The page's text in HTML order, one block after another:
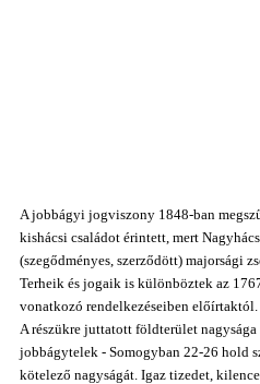
A jobbágyi jogviszony 1848-ban
kishácsi családot érintett, mert
(szegődményes, szerződött) majorsági
Terheik és jogaik is különböztek az
vonatkozó rendelkezéseiben előírtaktól.
A részükre juttatott földterület nagysága
jobbágytelek - Somogyban 22-26 hold
kötelező nagyságát. Igaz tizedet,